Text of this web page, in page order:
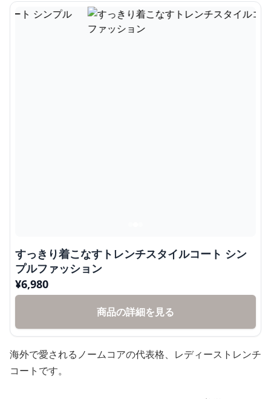
すっきり着こなすトレンチスタイルコート シン
プルファッション
¥6,980
商品の詳細を見る
海外で愛されるノームコアの代表格、レディーストレンチ
コートです。